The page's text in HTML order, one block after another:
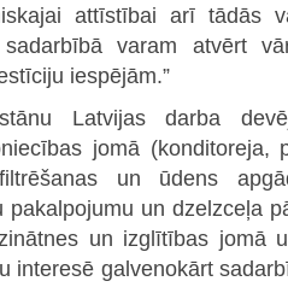
attīstībai arī tādās
sadarbībā varam atvērt
iespējām.”
Latvijas darba
jomā (konditoreja,
un ūdens
pakalpojumu un dzelzceļa
un izglītības jomā
interesē galvenokārt